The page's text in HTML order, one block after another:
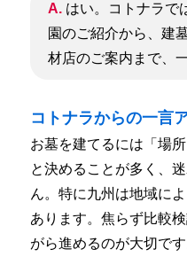
A. はい。コトナラで
園のご紹介から、建
材店のご案内まで、
コトナラからの一言
お墓を建てるには「場
と決めることが多く、
ん。特に九州は地域に
あります。焦らず比較
がら進めるのが大切です